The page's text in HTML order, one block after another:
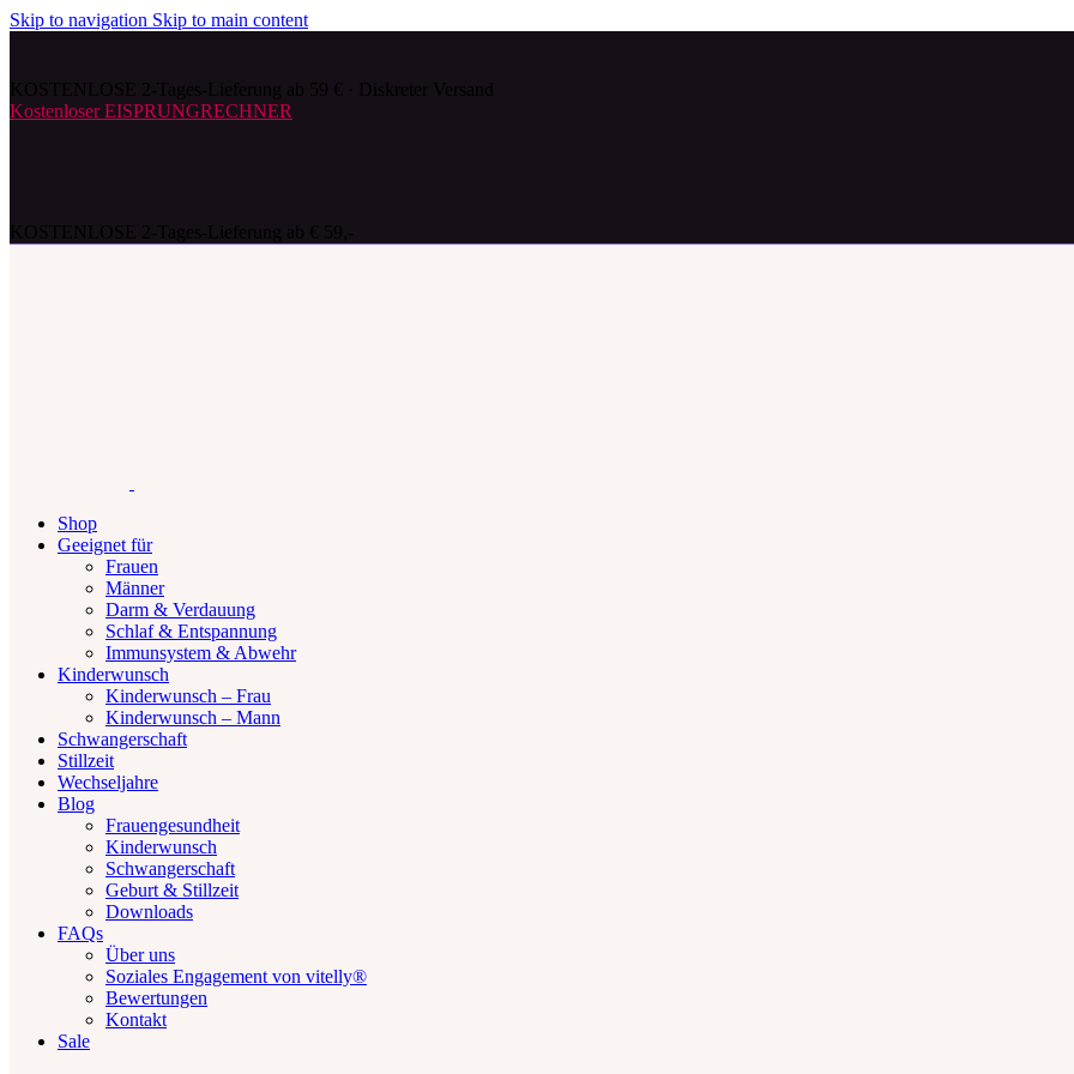
Skip to navigation Skip to main content
Kostenloser EISPRUNGRECHNER
Shop
Geeignet für
Frauen
Männer
Darm & Verdauung
Schlaf & Entspannung
Immunsystem & Abwehr
Kinderwunsch
Kinderwunsch – Frau
Kinderwunsch – Mann
Schwangerschaft
Stillzeit
Wechseljahre
Blog
Frauengesundheit
Kinderwunsch
Schwangerschaft
Geburt & Stillzeit
Downloads
FAQs
Über uns
Soziales Engagement von vitelly®
Bewertungen
Kontakt
Sale